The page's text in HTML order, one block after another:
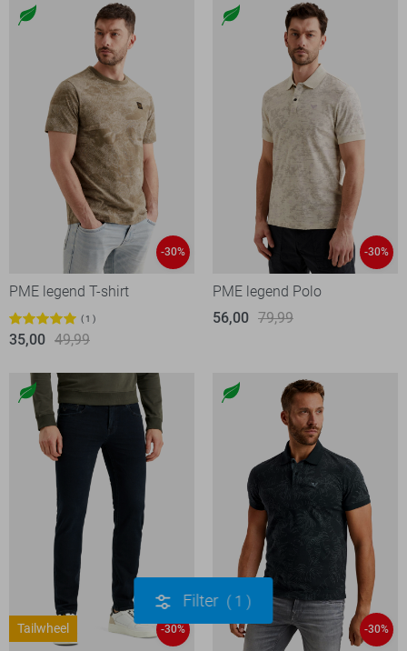
-30%
PME legend T-shirt
1
35,00 49,99
-30%
PME legend Polo
56,00 79,99
Tailwheel -30% -30%
Filter 1